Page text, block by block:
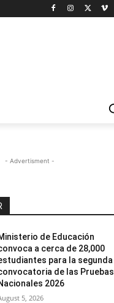
- Advertisment -
de Educación
a cerca de 28,000
para la segunda
de las Pruebas
2026
5, 2026